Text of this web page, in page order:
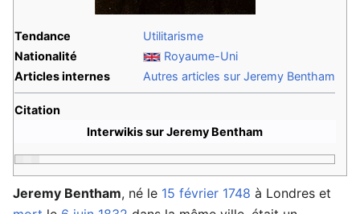
Tendance
Utilitarisme
Nationalité
Royaume-Uni
Articles internes
Autres articles sur Jeremy Bentham
Citation
Interwikis sur Jeremy Bentham
Jeremy Bentham, né le 15 février 1748 à Londres et